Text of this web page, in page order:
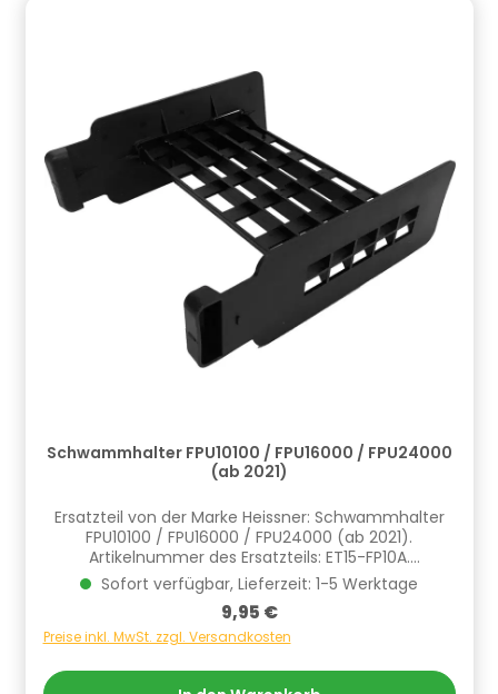
Schwammhalter FPU10100 / FPU16000 / FPU24000
(ab 2021)
Ersatzteil von der Marke Heissner: Schwammhalter
FPU10100 / FPU16000 / FPU24000 (ab 2021).
Artikelnummer des Ersatzteils: ET15-FP10A.
Informationen zur Produktsicherheit Hersteller/EU
Verantwortliche Person: CF Group Deutschland
GmbH, Bahnhofstraße 68, 73240 Wendlingen, DE,
info.de@cf.group, +4970244048100
Sofort verfügbar, Lieferzeit: 1-5 Werktage
Regulärer Preis:
9,95 €
Preise inkl. MwSt. zzgl. Versandkosten